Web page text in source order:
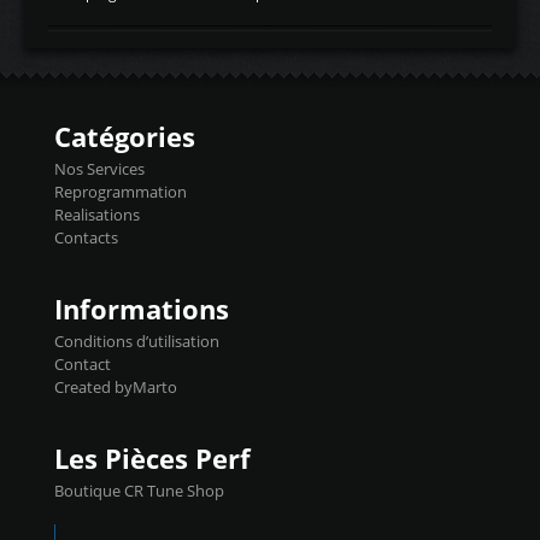
d'admissiontemp ex. pour atmo -30- 80°C
temperaturetemperature ldr moteurtemp
Injecteurs + Flashpro 1370€ TTC Le
précise et performante. Vous pourrez
basculer de la carto sans plomb à Ethanol à
l'aide du flashpro OPTION ECONOMIQUES
Reprog SP 98 sur le calculateur d'origine
450€ TTC Un gain d'environ 10cv et 15nm
Catégories
Nos Services
Reprogrammation
Realisations
Contacts
Informations
Conditions d’utilisation
Contact
Created byMarto
Les Pièces Perf
Boutique CR Tune Shop